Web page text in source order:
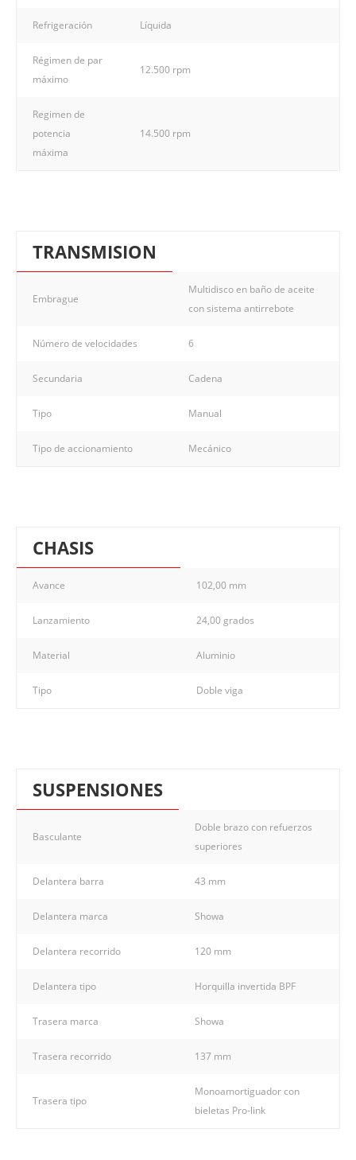
Refrigeración Líquida
Régimen de par
máximo
12.500 rpm
Regimen de
potencia
máxima
14.500 rpm
TRANSMISION
Embrague
Multidisco en baño de aceite
con sistema antirrebote
Número de velocidades 6
Secundaria Cadena
Tipo Manual
Tipo de accionamiento Mecánico
CHASIS
Avance 102,00 mm
Lanzamiento 24,00 grados
Material Aluminio
Tipo Doble viga
SUSPENSIONES
Basculante
Doble brazo con refuerzos
superiores
Delantera barra 43 mm
Delantera marca Showa
Delantera recorrido 120 mm
Delantera tipo Horquilla invertida BPF
Trasera marca Showa
Trasera recorrido 137 mm
Trasera tipo
Monoamortiguador con
bieletas Pro-link